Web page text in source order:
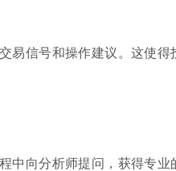
易信号和操作建议。这使得
中向分析师提问，获得专业